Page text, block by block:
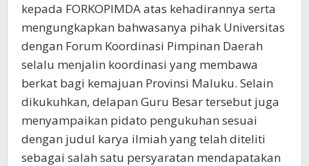
kepada FORKOPIMDA atas kehadirannya serta
mengungkapkan bahwasanya pihak Universitas
dengan Forum Koordinasi Pimpinan Daerah
selalu menjalin koordinasi yang membawa
berkat bagi kemajuan Provinsi Maluku. Selain
dikukuhkan, delapan Guru Besar tersebut juga
menyampaikan pidato pengukuhan sesuai
dengan judul karya ilmiah yang telah diteliti
sebagai salah satu persyaratan mendapatakan